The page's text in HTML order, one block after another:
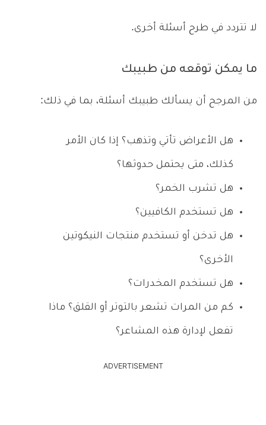
لا تتردد في طرح أسئلة أخرى.
ما يمكن توقعه من طبيبك
من المرجح أن يسألك طبيبك أسئلة، بما في ذلك:
هل الأعراض تأتي وتذهب؟ إذا كان الأمر
كذلك، متى يحتمل حدوثها؟
هل تشرب الخمر؟
هل تستخدم الكافيين؟
هل تدخن أو تستخدم منتجات النيكوتين
الأخرى؟
هل تستخدم المخدرات؟
كم من المرات تشعر بالتوتر أو القلق؟ ماذا
تفعل لإدارة هذه المشاعر؟
ADVERTISEMENT